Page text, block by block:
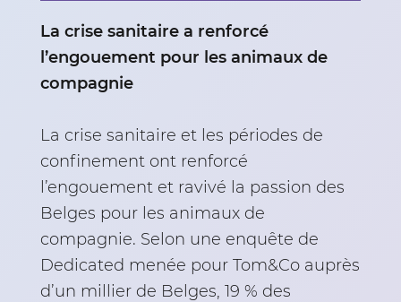
La crise sanitaire a renforcé
l’engouement pour les animaux de
compagnie
La crise sanitaire et les périodes de
confinement ont renforcé
l’engouement et ravivé la passion des
Belges pour les animaux de
compagnie. Selon une enquête de
Dedicated menée pour Tom&Co auprès
d’un millier de Belges, 19 % des